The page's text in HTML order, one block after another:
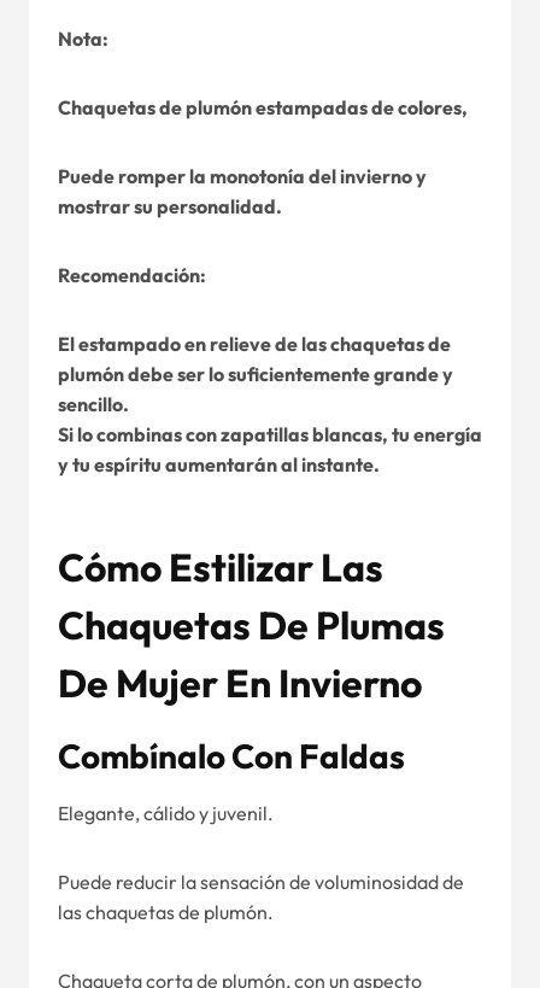
Nota:
Chaquetas de plumón estampadas de colores,
Puede romper la monotonía del invierno y
mostrar su personalidad.
Recomendación:
El estampado en relieve de las chaquetas de
plumón debe ser lo suficientemente grande y
sencillo.
Si lo combinas con zapatillas blancas, tu energía
y tu espíritu aumentarán al instante.
Cómo Estilizar Las
Chaquetas De Plumas
De Mujer En Invierno
Combínalo Con Faldas
Elegante, cálido y juvenil.
Puede reducir la sensación de voluminosidad de
las chaquetas de plumón.
Chaqueta corta de plumón, con un aspecto